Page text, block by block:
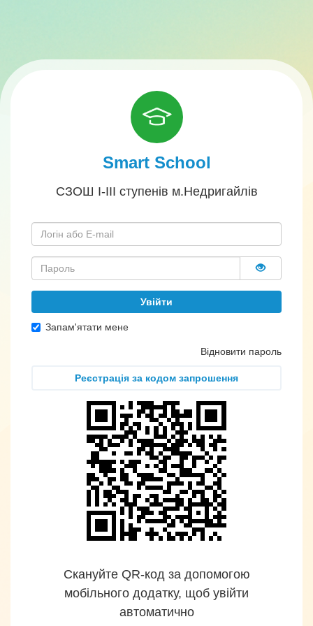
Smart School
СЗОШ І-ІІІ ступенів м.Недригайлів
Увійти
Запам'ятати мене
Відновити пароль
Реєстрація за кодом запрошення
Скануйте QR-код за допомогою
мобільного додатку, щоб увійти
автоматично